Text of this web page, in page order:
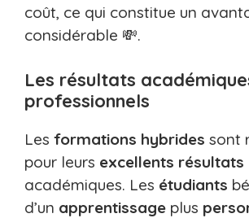
coût, ce qui constitue un
considérable 💸.
Les résultats
professionnels
Les formations hybrides sont
pour leurs excellents résultats
académiques. Les étudiants
d’un apprentissage plus